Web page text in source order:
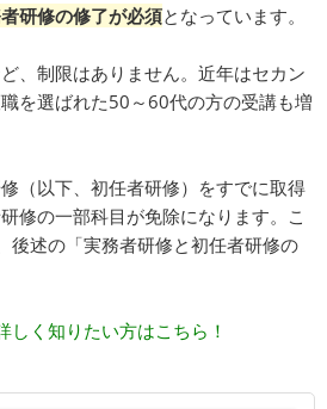
研修の修了が必須となっています。
、制限はありません。近年はセカン
を選ばれた50～60代の方の受講も増
（以下、初任者研修）をすでに取得
修の一部科目が免除になります。こ
後述の「実務者研修と初任者研修の
く知りたい方はこちら！